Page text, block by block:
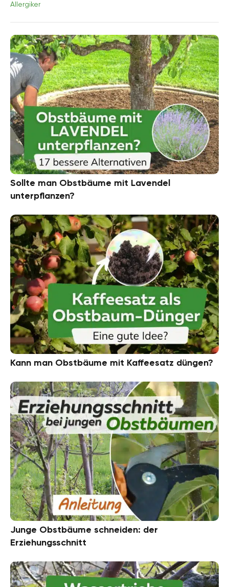
Allergiker
Sollte man Obstbäume mit Lavendel
unterpflanzen?
Kann man Obstbäume mit Kaffeesatz düngen?
Junge Obstbäume schneiden: der
Erziehungsschnitt